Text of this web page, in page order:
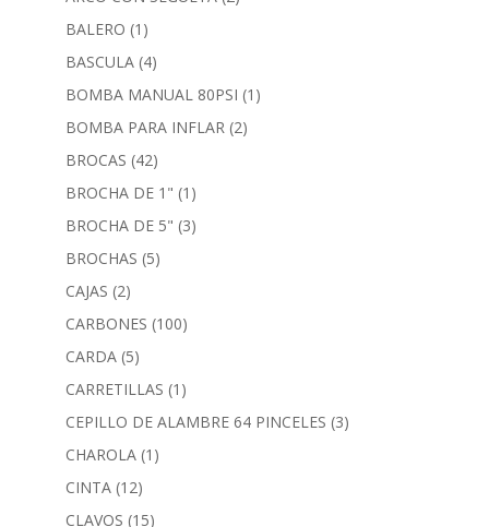
BALERO (1)
BASCULA (4)
BOMBA MANUAL 80PSI (1)
BOMBA PARA INFLAR (2)
BROCAS (42)
BROCHA DE 1" (1)
BROCHA DE 5" (3)
BROCHAS (5)
CAJAS (2)
CARBONES (100)
CARDA (5)
CARRETILLAS (1)
CEPILLO DE ALAMBRE 64 PINCELES (3)
CHAROLA (1)
CINTA (12)
CLAVOS (15)